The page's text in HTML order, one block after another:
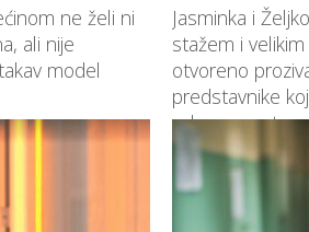
ne želi ni
ali nije
model
Jasminka i
stažem i
otvoreno
predstavnike
odgovornost...